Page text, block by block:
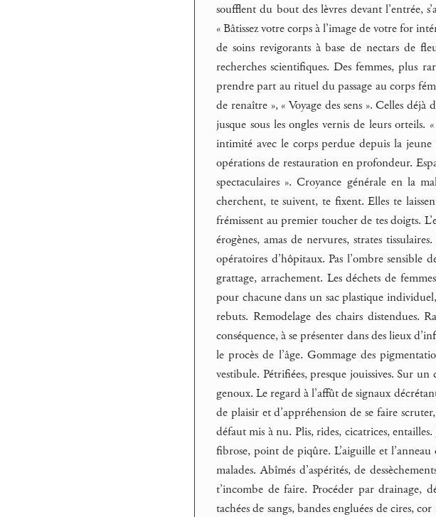
soufflent du bout des lèvres devant l’entrée,
« Bâtissez votre corps à l’image de votre for
de soins revigorants à base de nectars de
recherches scientifiques. Des femmes, plus
prendre part au rituel du passage au corps
de renaître », « Voyage des sens ». Celles déjà
jusque sous les ongles vernis de leurs orteils.
intimité avec le corps perdue depuis la jeune
opérations de restauration en profondeur.
spectaculaires ». Croyance générale en la
cherchent, te suivent, te fixent. Elles te
frémissent au premier toucher de tes doigts.
érogènes, amas de nervures, strates
opératoires d’hôpitaux. Pas l’ombre
grattage, arrachement. Les déchets de
pour chacune dans un sac plastique
rebuts. Remodelage des chairs distendues.
conséquence, à se présenter dans des lieux
le procès de l’âge. Gommage des
vestibule. Pétrifiées, presque jouissives. Sur
genoux. Le regard à l’affût de signaux
de plaisir et d’appréhension de se faire
défaut mis à nu. Plis, rides, cicatrices,
fibrose, point de piqûre. L’aiguille et
malades. Abîmés d’aspérités, de
t’incombe de faire. Procéder par drainage,
tachées de sangs, bandes engluées de cires,